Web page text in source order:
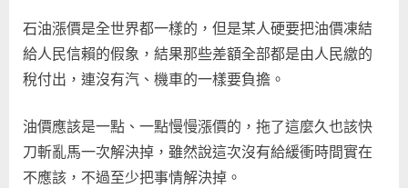
石油漲價是全世界都一樣的，但是某人硬要把油價凍結
給人民信賴的假象，結果那些差額全部都是由人民繳的
稅付出，連沒有汽、機車的一樣要負擔。
油價應該是一點、一點慢慢漲價的，拖了這麼久也該快
刀斬亂馬一次解決掉，雖然說這次沒有給緩衝時間實在
不應該，不過至少把事情解決掉。